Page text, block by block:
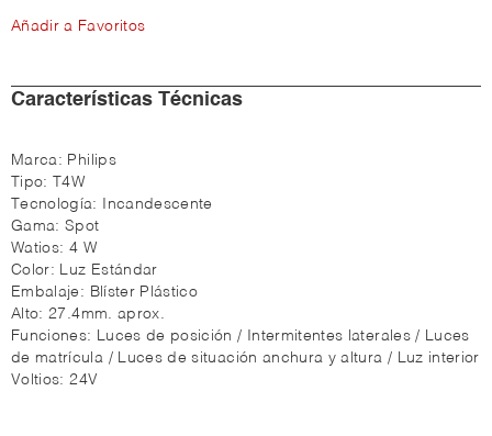
Añadir a Favoritos
Características Técnicas
Marca: Philips
Tipo:
T4W
Tecnología:
Incandescente
Gama:Spot
Watios: 4 W
Color: Luz Estándar
Embalaje: Blíster Plástico
Alto:27.4mm. aprox.
Funciones: Luces de posición / Intermitentes laterales / Luces
de matrícula / Luces de situación anchura y altura / Luz interior
Voltios:24V